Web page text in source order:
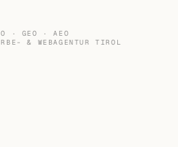
· GEO · AEO
& WEBAGENTUR TIROL